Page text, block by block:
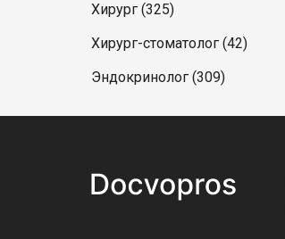
Хирург (325)
Хирург-стоматолог (42)
Эндокринолог (309)